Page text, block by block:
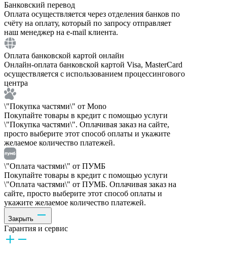
Банковский перевод
Оплата осуществляется через отделения банков по
счёту на оплату, который по запросу отправляет
наш менеджер на e-mail клиента.
Оплата банковской картой онлайн
Онлайн-оплата банковской картой Visa, MasterCard
осуществляется с использованием процессингового
центра
\"Покупка частями\" от Mono
Покупайте товары в кредит с помощью услуги
\"Покупка частями\". Оплачивая заказ на сайте,
просто выберите этот способ оплаты и укажите
желаемое количество платежей.
\"Оплата частями\" от ПУМБ
Покупайте товары в кредит с помощью услуги
\"Оплата частями\" от ПУМБ. Оплачивая заказ на
сайте, просто выберите этот способ оплаты и
укажите желаемое количество платежей.
Закрыть
Гарантия и сервис